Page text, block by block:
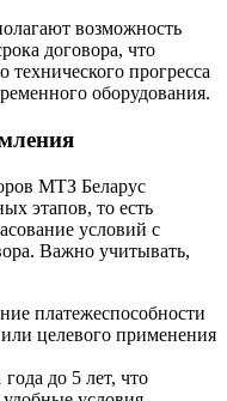
возможность
договора, что
прогресса
оборудования.
МТЗ Беларус
этапов, то есть
условий с
Важно учитывать,
платежеспособности
целевого применения
до 5 лет, что